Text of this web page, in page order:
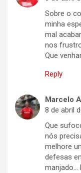
Sobre o
minha
mal
nos
Que
Reply
Marcelo
8 de abril
Que
nós
melhore
defesas
manjado…